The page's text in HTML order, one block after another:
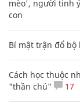
mèo', người tinh
con
Bí mật trận đổ bộ
Cách học thuộc
"thần chú"
17